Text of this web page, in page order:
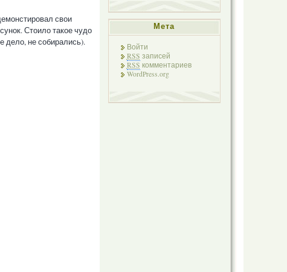
свои
Стоило такое чудо
дело, не собирались).
Мета
Войти
RSS записей
RSS комментариев
WordPress.org